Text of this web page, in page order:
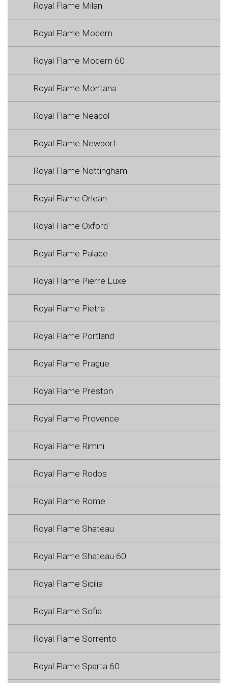
Royal Flame Milan
Royal Flame Modern
Royal Flame Modern 60
Royal Flame Montana
Royal Flame Neapol
Royal Flame Newport
Royal Flame Nottingham
Royal Flame Orlean
Royal Flame Oxford
Royal Flame Palace
Royal Flame Pierre Luxe
Royal Flame Pietra
Royal Flame Portland
Royal Flame Prague
Royal Flame Preston
Royal Flame Provence
Royal Flame Rimini
Royal Flame Rodos
Royal Flame Rome
Royal Flame Shateau
Royal Flame Shateau 60
Royal Flame Sicilia
Royal Flame Sofia
Royal Flame Sorrento
Royal Flame Sparta 60